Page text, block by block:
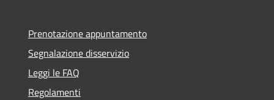
Prenotazione appuntamento
Segnalazione disservizio
Leggi le FAQ
Regolamenti